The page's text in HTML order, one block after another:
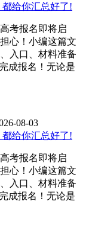
给你汇总好了!
考报名即将启
心！小编这篇文
入口、材料准备
成报名！无论是
08-03
给你汇总好了!
考报名即将启
心！小编这篇文
入口、材料准备
成报名！无论是